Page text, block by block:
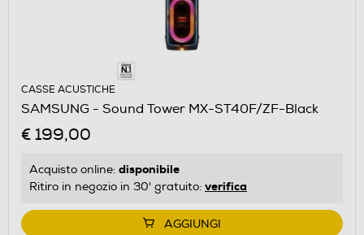
CASSE ACUSTICHE
SAMSUNG - Sound Tower MX-ST40F/ZF-Black
€ 199,00
Acquisto online: disponibile
Ritiro in negozio in 30' gratuito: verifica
AGGIUNGI